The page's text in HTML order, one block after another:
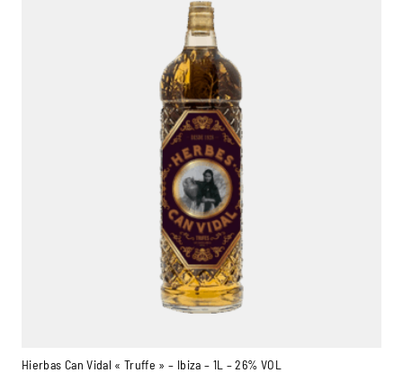
Hierbas Can Vidal « Truffe » – Ibiza – 1L – 26% VOL
Ambroise, Your Sommelier
Available to guide you